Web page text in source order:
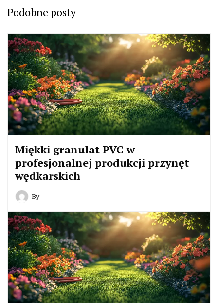
Podobne posty
Miękki granulat PVC w
profesjonalnej produkcji przynęt
wędkarskich
By